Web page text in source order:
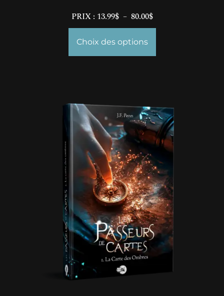
PRIX : 13.99$ – 80.00$
Choix des options